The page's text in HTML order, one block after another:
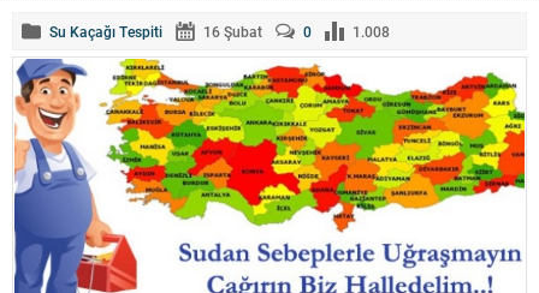
Su Kaçağı Tespiti 16 Şubat 0 1.008